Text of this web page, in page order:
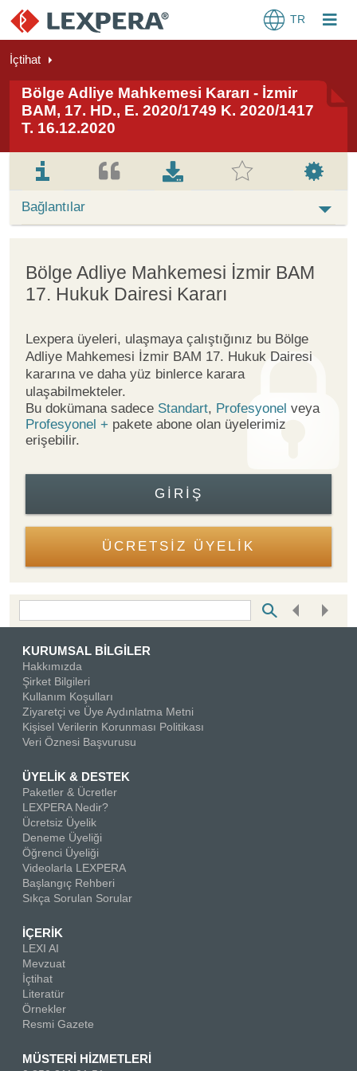
TR
İçtihat
Bölge Adliye Mahkemesi Kararı - İzmir
BAM, 17. HD., E. 2020/1749 K. 2020/1417
T. 16.12.2020
Bağlantılar
Bölge Adliye Mahkemesi İzmir BAM
17. Hukuk Dairesi Kararı
Lexpera üyeleri, ulaşmaya çalıştığınız bu Bölge
Adliye Mahkemesi İzmir BAM 17. Hukuk Dairesi
kararına ve daha yüz binlerce karara
ulaşabilmekteler.
Bu dokümana sadece Standart, Profesyonel veya
Profesyonel + pakete abone olan üyelerimiz
erişebilir.
GIRIŞ
ÜCRETSİZ ÜYELİK
KURUMSAL BİLGİLER
Hakkımızda
Şirket Bilgileri
Kullanım Koşulları
Ziyaretçi ve Üye Aydınlatma Metni
Kişisel Verilerin Korunması Politikası
Veri Öznesi Başvurusu
ÜYELİK & DESTEK
Paketler & Ücretler
LEXPERA Nedir?
Ücretsiz Üyelik
Deneme Üyeliği
Öğrenci Üyeliği
Videolarla LEXPERA
Başlangıç Rehberi
Sıkça Sorulan Sorular
İÇERİK
LEXI AI
Mevzuat
İçtihat
Literatür
Örnekler
Resmi Gazete
MÜSTERİ HİZMETLERİ